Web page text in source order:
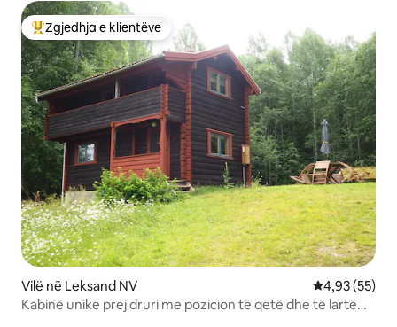
Më të mirat e zgjedhjeve të klientëve
Zgjedhja e klientëve
Vilë në Leksand NV Vlerësimi
4,93 (55)
Kabinë unike prej druri me pozicion të qetë dhe të lartë